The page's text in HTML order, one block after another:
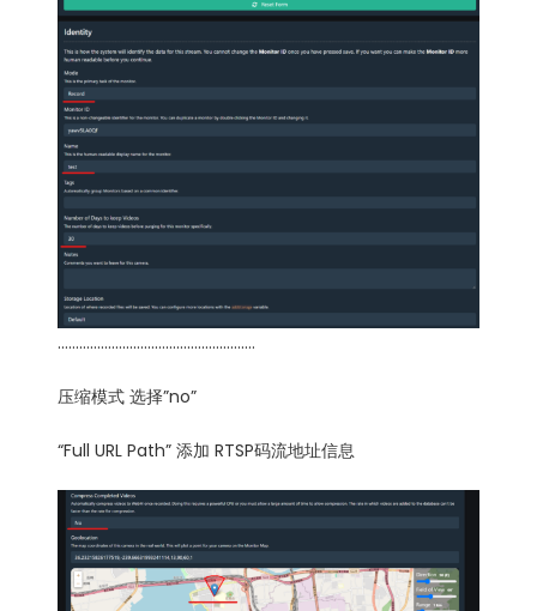
……………………………………………….
压缩模式 选择”no”
“Full URL Path” 添加 RTSP码流地址信息